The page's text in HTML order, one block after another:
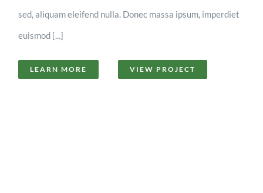
sed, aliquam eleifend nulla. Donec massa ipsum, imperdiet
euismod [...]
LEARN MORE VIEW PROJECT